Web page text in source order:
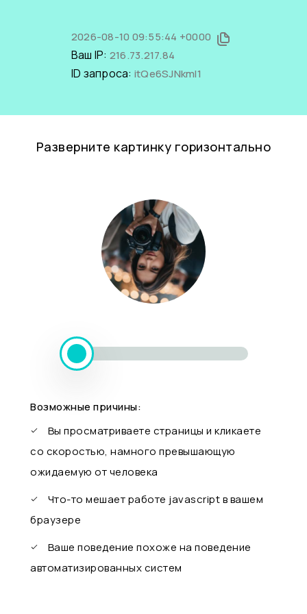
2026-08-10 09:55:44 +0000
Ваш IP: 216.73.217.84
ID запроса: itQe6SJNkmI1
Разверните картинку горизонтально
Возможные причины:
Вы просматриваете страницы и кликаете
со скоростью, намного превышающую
ожидаемую от человека
Что-то мешает работе javascript в вашем
браузере
Ваше поведение похоже на поведение
автоматизированных систем